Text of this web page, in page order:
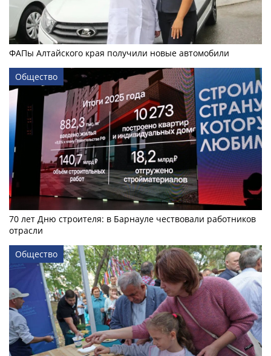
ФАПы Алтайского края получили новые автомобили
Общество
70 лет Дню строителя: в Барнауле чествовали работников
отрасли
Общество